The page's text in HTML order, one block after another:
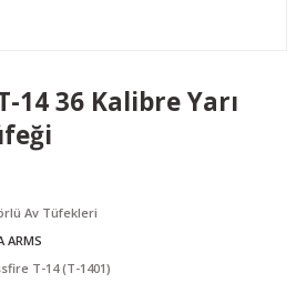
14 36 Kalibre Yarı
Av Tüfekleri
ARMS
T-14 (T-1401)